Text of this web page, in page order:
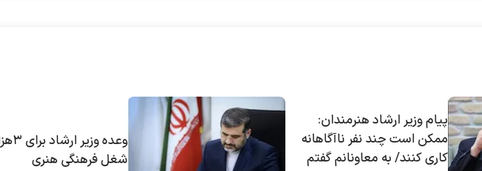
پیام وزیر ارشاد هنرمندان:
ممکن است چند نفر ناآگاهانه
کاری کنند/ به معاونانم گفتم
وعده وزیر
شغل فرهنگی هنری